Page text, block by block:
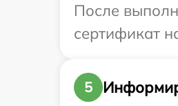
После
сертификат
5